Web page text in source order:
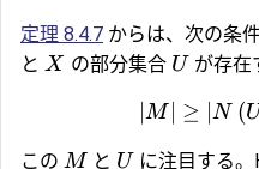
定理 8.4.7 からは、次の条
と X の部分集合 Uが存在
∣M ≥ ∣N (
この M と U に注目する